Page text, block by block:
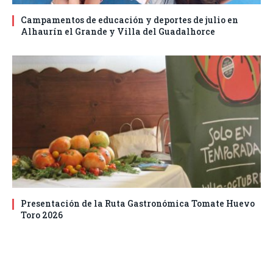
Campamentos de educación y deportes de julio en
Alhaurín el Grande y Villa del Guadalhorce
Presentación de la Ruta Gastronómica Tomate Huevo
Toro 2026